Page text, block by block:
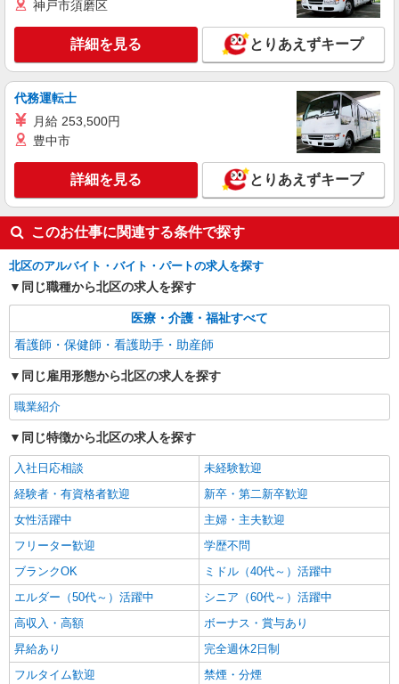
株式会社kotrio /●SW-S-2078250
住宅型有料老人ホームの看護師＊ブランクあっ
ても問題なし◎
時給2400円〜＜交通費全額支給(ガソリン代含
む)＞
詳細を見る
株式会社kotrio /●SW-H1-2098841
赤羽駅＊サ高住＊シフト融通が利くため子育て
世代から大人気♪
時給2400円〜3000円 ＜日払い有/週払い有/交
通費全支給(ガソリン代含む)＞
東京都北区≪最寄駅：赤羽≫
キープ 詳細を見る
神戸市須磨区
詳細を見る とりあえずキープ
代務運転士
月給 253,500円
豊中市
詳細を見る とりあえずキープ
このお仕事に関連する条件で探す
北区のアルバイト・バイト・パートの求人を探す
同じ職種から北区の求人を探す
医療・介護・福祉すべて
看護師・保健師・看護助手・助産師
同じ雇用形態から北区の求人を探す
職業紹介
同じ特徴から北区の求人を探す
入社日応相談
未経験歓迎
経験者・有資格者歓迎
新卒・第二新卒歓迎
女性活躍中
主婦・主夫歓迎
フリーター歓迎
学歴不問
ブランクOK
ミドル（40代～）活躍中
エルダー（50代～）活躍中
シニア（60代～）活躍中
高収入・高額
ボーナス・賞与あり
昇給あり
完全週休2日制
フルタイム歓迎
禁煙・分煙